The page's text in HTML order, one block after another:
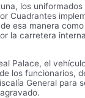
los
Cuadrantes
esa manera
la carretera
Palace, el
los funcionarios,
General para